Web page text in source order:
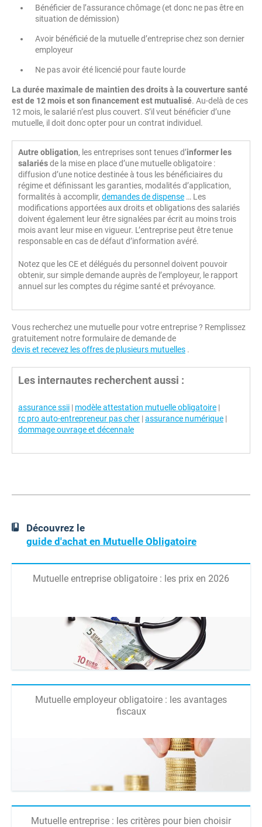
Bénéficier de l’assurance chômage (et donc ne pas être en
situation de démission)
Avoir bénéficié de la mutuelle d’entreprise chez son dernier
employeur
Ne pas avoir été licencié pour faute lourde
La durée maximale de maintien des droits à la couverture santé
est de 12 mois et son financement est mutualisé. Au-delà de ces
12 mois, le salarié n’est plus couvert. S’il veut bénéficier d’une
mutuelle, il doit donc opter pour un contrat individuel.
Autre obligation, les entreprises sont tenues d’informer les
salariésde la mise en place d’une mutuelle obligatoire :
diffusion d’une notice destinée à tous les bénéficiaires du
régime et définissant les garanties, modalités d’application,
formalités à accomplir, demandes de dispense … Les
modifications apportées aux droits et obligations des salariés
doivent également leur être signalées par écrit au moins trois
mois avant leur mise en vigueur. L’entreprise peut être tenue
responsable en cas de défaut d’information avéré.
Notez que les CE et délégués du personnel doivent pouvoir
obtenir, sur simple demande auprès de l’employeur, le rapport
annuel sur les comptes du régime santé et prévoyance.
Vous recherchez une mutuelle pour votre entreprise ? Remplissez
gratuitement notre formulaire de demande de
devis et recevez les offres de plusieurs mutuelles .
Les internautes recherchent aussi :
assurance ssii | modèle attestation mutuelle obligatoire |
rc pro auto-entrepreneur pas cher |assurance numérique |
dommage ouvrage et décennale
Découvrez le
guide d'achat en Mutuelle Obligatoire
Mutuelle entreprise obligatoire : les prix en 2026
Mutuelle employeur obligatoire : les avantages
fiscaux
Mutuelle entreprise : les critères pour bien choisir